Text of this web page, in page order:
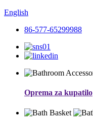
English
86-577-65299988
Oprema za kupatilo